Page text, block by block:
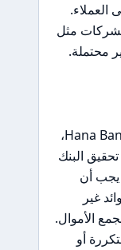
مثل
عند مراجعة الأسلوب التسويقي لـ Hana Bank،
البنك
يجب أن
غير
الأموال.
أو